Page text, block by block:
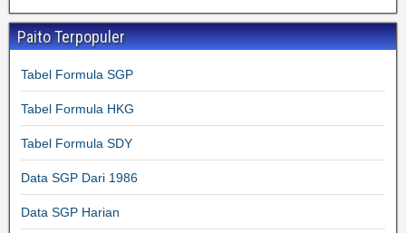
Paito Terpopuler
Tabel Formula SGP
Tabel Formula HKG
Tabel Formula SDY
Data SGP Dari 1986
Data SGP Harian